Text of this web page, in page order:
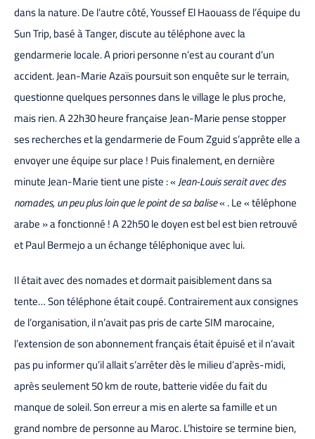
dans la nature. De l’autre côté, Youssef El Haouass de l’équipe du
Sun Trip, basé à Tanger, discute au téléphone avec la
gendarmerie locale. A priori personne n’est au courant d’un
accident. Jean-Marie Azaïs poursuit son enquête sur le terrain,
questionne quelques personnes dans le village le plus proche,
mais rien. A 22h30 heure française Jean-Marie pense stopper
ses recherches et la gendarmerie de Foum Zguid s’apprête elle a
envoyer une équipe sur place ! Puis finalement, en dernière
minute Jean-Marie tient une piste : « Jean-Louis serait avec des
nomades, un peu plus loin que le point de sa balise« . Le « téléphone
arabe » a fonctionné ! A 22h50 le doyen est bel est bien retrouvé
et Paul Bermejo a un échange téléphonique avec lui.
Il était avec des nomades et dormait paisiblement dans sa
tente… Son téléphone était coupé. Contrairement aux consignes
de l’organisation, il n’avait pas pris de carte SIM marocaine,
l’extension de son abonnement français était épuisé et il n’avait
pas pu informer qu’il allait s’arrêter dès le milieu d’après-midi,
après seulement 50 km de route, batterie vidée du fait du
manque de soleil. Son erreur a mis en alerte sa famille et un
grand nombre de personne au Maroc. L’histoire se termine bien,